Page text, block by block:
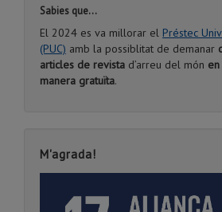
Sabies que...
El 2024 es va millorar el Préstec
(PUC) amb la possiblitat de demanar
articles de revista d’arreu del món
manera gratuïta.
M'agrada!